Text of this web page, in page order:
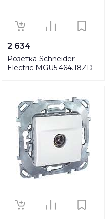
2 634
Розетка Schneider
Electric MGU5.464.18ZD